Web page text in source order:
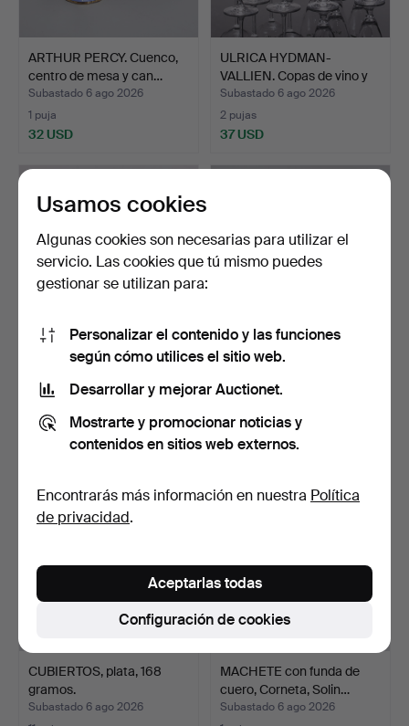
ARTHUR PERCY. Cuenco,
centro de mesa y can…
Subastado 6 ago 2026
1 puja
32 USD
ULRICA HYDMAN-
VALLIEN. Copas de vino y
cer…
Subastado 6 ago 2026
2 pujas
37 USD
PINZAS PARA PASTEL,
plata, 50 gramos, Hult…
Subastado 6 ago 2026
5 pujas
53 USD
APARADOR, pino, siglo XX.
13 pujas
211 USD
CUBIERTOS, plata, 168
gramos.
Subastado 6 ago 2026
MACHETE con funda de
cuero, Corneta, Solin…
Subastado 6 ago 2026
Usamos cookies
Algunas cookies son necesarias para utilizar el
servicio. Las cookies que tú mismo puedes
gestionar se utilizan para:
Personalizar el contenido y las funciones
según cómo utilices el sitio web.
Desarrollar y mejorar Auctionet.
Mostrarte y promocionar noticias y
contenidos en sitios web externos.
Encontrarás más información en nuestra Política
de privacidad.
Configuración de cookies
Aceptarlas todas